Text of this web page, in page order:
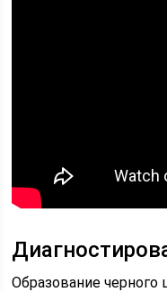
Образование черного